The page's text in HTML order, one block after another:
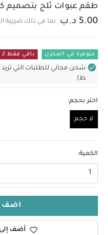
طقم عبوات ثلج بتصميم كرز
5.00 د.ب بما في ذلك ضريبة
متوفرة في المخزن باقي فقط 2 في المستودع
ط)
اختر بحجم:
لا حجم
الكمية:
1
اضف
أضف إلى